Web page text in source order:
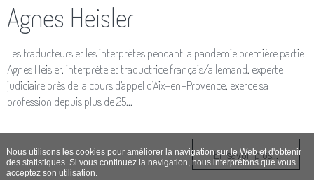
Agnes Heisler
Les traducteurs et les interprètes pendant la pandémie première partie
Agnes Heisler, interprète et traductrice français/allemand, experte
judiciaire près de la cours d’appel d’Aix-en-Provence, exerce sa
profession depuis plus de 25...
En savoir plus...
Nous utilisons les cookies pour améliorer la navigation sur le Web et d'obtenir
des statistiques. Si vous continuez la navigation, nous interprétons que vous
acceptez son utilisation.